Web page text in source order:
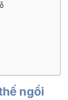
ngồi